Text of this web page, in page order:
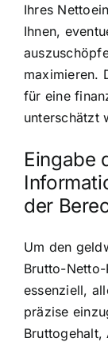
Ihres
Ihnen,
maximieren.
für eine
unterschätzt
Eingabe
der
Um den
Brutto-
essenziell,
präzise
Bruttogehalt,